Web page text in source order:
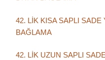
42. LİK KISA SAPLI
BAĞLAMA
42. LİK UZUN SAPLI